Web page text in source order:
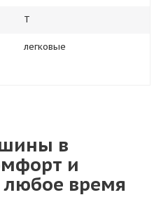
T
легковые
в
и
любое время